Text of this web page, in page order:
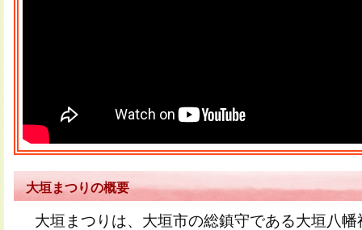
大垣まつりの概要
大垣まつりは、大垣市の総鎮守である大垣八幡